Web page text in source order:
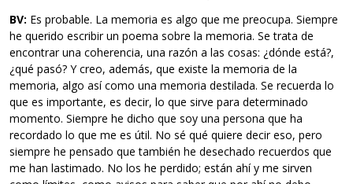
BV: Es probable. La memoria es algo que me preocupa. Siempre
he querido escribir un poema sobre la memoria. Se trata de
encontrar una coherencia, una razón a las cosas: ¿dónde está?,
¿qué pasó? Y creo, además, que existe la memoria de la
memoria, algo así como una memoria destilada. Se recuerda lo
que es importante, es decir, lo que sirve para determinado
momento. Siempre he dicho que soy una persona que ha
recordado lo que me es útil. No sé qué quiere decir eso, pero
siempre he pensado que también he desechado recuerdos que
me han lastimado. No los he perdido; están ahí y me sirven